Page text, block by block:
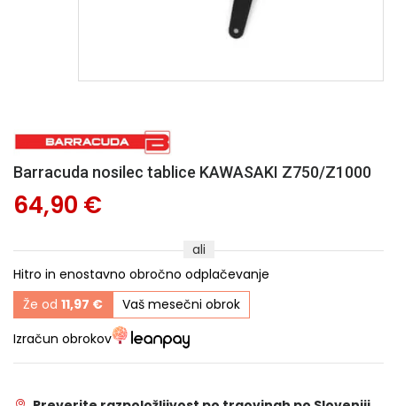
Barracuda nosilec tablice KAWASAKI Z750/Z1000
64,90 €
ali
Hitro in enostavno obročno odplačevanje
Že od 11,97 €
Vaš mesečni obrok
Izračun obrokov